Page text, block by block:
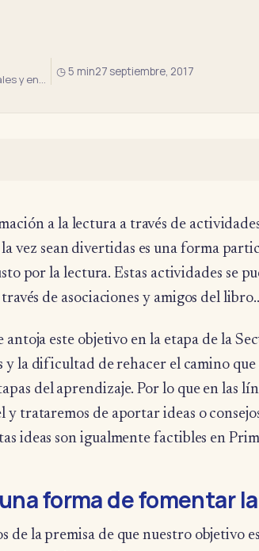
y en…
◷ 5 min27 septiembre, 2017
a la lectura a través de
vez sean divertidas es una forma
por la lectura. Estas actividades se
de asociaciones y amigos del
este objetivo en la etapa de la
y la dificultad de rehacer el camino que
del aprendizaje. Por lo que en las
y trataremos de aportar ideas o
ideas son igualmente factibles en
forma de fomentar
de la premisa de que nuestro objetivo